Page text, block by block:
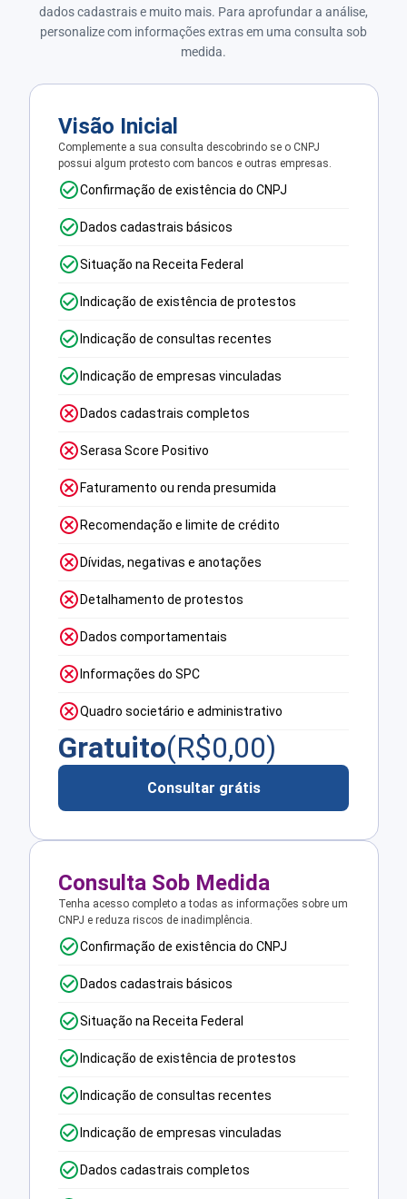
dados cadastrais e muito mais. Para aprofundar a análise,
personalize com informações extras em uma consulta sob
medida.
Visão Inicial
Complemente a sua consulta descobrindo se o CNPJ
possui algum protesto com bancos e outras empresas.
Confirmação de existência do CNPJ
Dados cadastrais básicos
Situação na Receita Federal
Indicação de existência de protestos
Indicação de consultas recentes
Indicação de empresas vinculadas
Dados cadastrais completos
Serasa Score Positivo
Faturamento ou renda presumida
Recomendação e limite de crédito
Dívidas, negativas e anotações
Detalhamento de protestos
Dados comportamentais
Informações do SPC
Quadro societário e administrativo
Gratuito(R$0,00)
Consultar grátis
Consulta Sob Medida
Tenha acesso completo a todas as informações sobre um
CNPJ e reduza riscos de inadimplência.
Confirmação de existência do CNPJ
Dados cadastrais básicos
Situação na Receita Federal
Indicação de existência de protestos
Indicação de consultas recentes
Indicação de empresas vinculadas
Dados cadastrais completos